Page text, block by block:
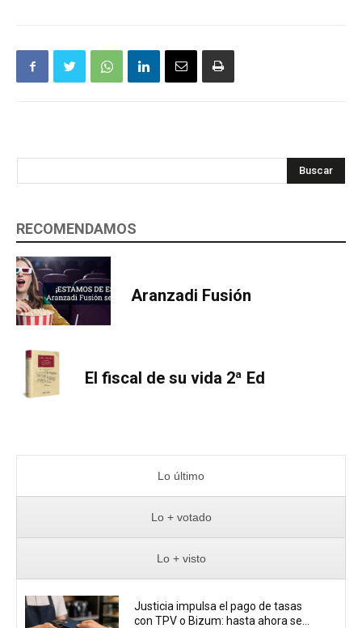
Buscar
RECOMENDAMOS
Aranzadi Fusión
El fiscal de su vida 2ª Ed
Lo último
Lo + votado
Lo + visto
Justicia impulsa el pago de tasas
con TPV o Bizum: hasta ahora se...